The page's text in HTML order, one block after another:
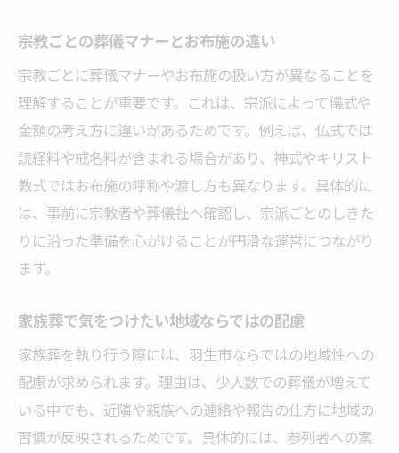
宗教ごとの葬儀マナーとお布施の違い
宗教ごとに葬儀マナーやお布施の扱い方が異なることを
理解することが重要です。これは、宗派によって儀式や
金額の考え方に違いがあるためです。例えば、仏式では
読経料や戒名料が含まれる場合があり、神式やキリスト
教式ではお布施の呼称や渡し方も異なります。具体的に
は、事前に宗教者や葬儀社へ確認し、宗派ごとのしきた
りに沿った準備を心がけることが円滑な運営につながり
ます。
家族葬で気をつけたい地域ならではの配慮
家族葬を執り行う際には、羽生市ならではの地域性への
配慮が求められます。理由は、少人数での葬儀が増えて
いる中でも、近隣や親族への連絡や報告の仕方に地域の
習慣が反映されるためです。具体的には、参列者への案